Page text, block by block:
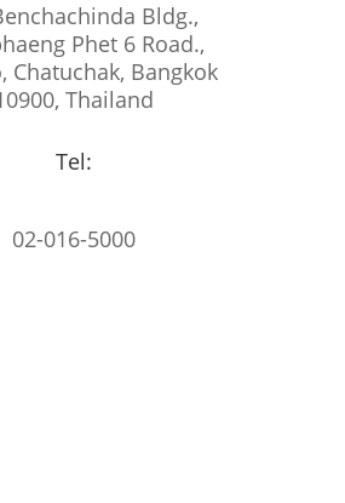
Bldg.,
Phet 6 Road.,
Chatuchak, Bangkok
Thailand
Tel:
02-016-5000